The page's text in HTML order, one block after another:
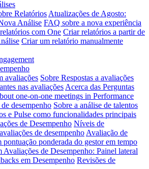
Relatórios Atualizações de Agosto:
Análise FAQ sobre a nova experiência
com One Criar relatórios a partir de
Criar um relatório manualmente
avaliações Sobre Respostas a avaliações
nas avaliações Acerca das Perguntas
one-on-one meetings in Performance
desempenho Sobre a análise de talentos
e Pulse como funcionalidades principais
de Desempenho Níveis de
de desempenho Avaliação de
pontuação ponderada do gestor em tempo
Avaliações de Desempenho: Painel lateral
em Desempenho Revisões de